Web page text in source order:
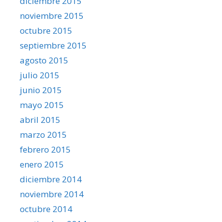
noviembre 2015
octubre 2015
septiembre 2015
agosto 2015
julio 2015
junio 2015
mayo 2015
abril 2015
marzo 2015
febrero 2015
enero 2015
diciembre 2014
noviembre 2014
octubre 2014